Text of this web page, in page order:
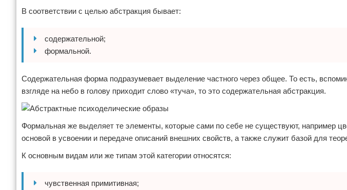
В соответствии с целью абстракция бывает:
содержательной;
формальной.
Содержательная форма подразумевает выделение частного через общее. То есть,
взгляде на небо в голову приходит слово «туча», то это содержательная абстракция.
Формальная же выделяет те элементы, которые сами по себе не существуют, например
основой в усвоении и передаче описаний внешних свойств, а также служит базой для
К основным видам или же типам этой категории относятся:
чувственная примитивная;